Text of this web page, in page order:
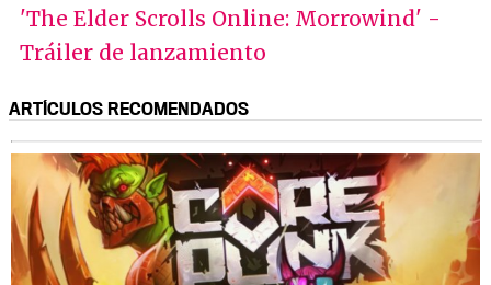
'The Elder Scrolls Online: Morrowind' -
Tráiler de lanzamiento
ARTÍCULOS RECOMENDADOS